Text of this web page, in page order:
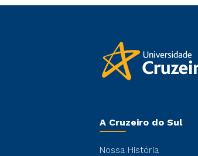
A Cruzeiro do Sul
Nossa História